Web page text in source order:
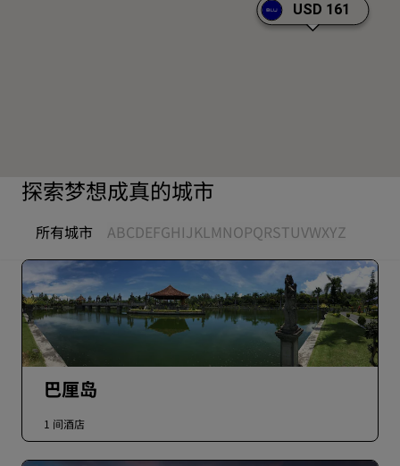
USD 161
探索梦想成真的城市
所有城市 ABCDEFGHIJKLMNOPQRSTUVWXYZ
巴厘岛
1 间酒店